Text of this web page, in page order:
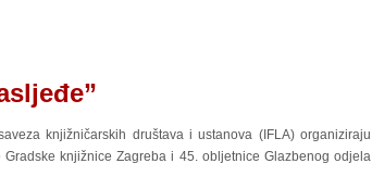
knjižničarskih društava i ustanova (IFLA) organiziraju
knjižnice Zagreba i 45. obljetnice Glazbenog odjela